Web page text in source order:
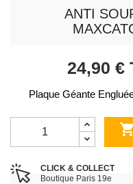
ANTI
24,90 €
Plaque Géante

CLICK & COLLECT
Boutique Paris 19e